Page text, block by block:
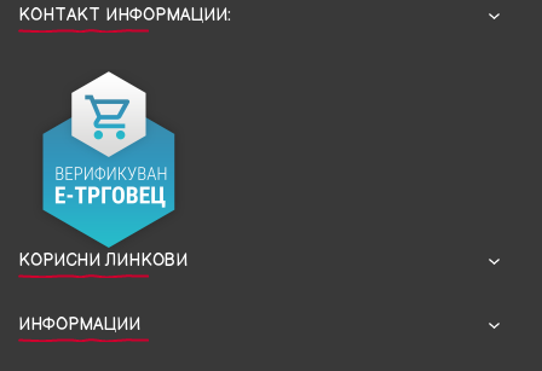
КОНТАКТ ИНФОРМАЦИИ:
КОРИСНИ ЛИНКОВИ
ИНФОРМАЦИИ